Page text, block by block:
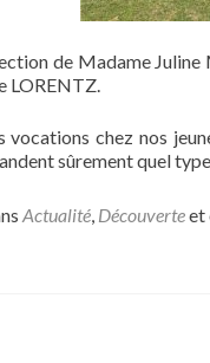
de Madame
LORENTZ.
chez nos
sûrement quel
Actualité, Découverteet